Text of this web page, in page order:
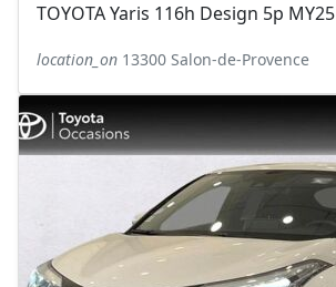
TOYOTA Yaris 116h Design 5p MY25
location_on 13300 Salon-de-Provence